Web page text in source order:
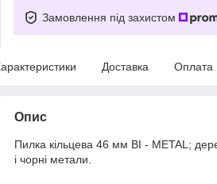
Замовлення під захистом
Доставка Оплата
Опис
Пилка кільцева 46 мм ВІ - METAL;
і чорні метали.